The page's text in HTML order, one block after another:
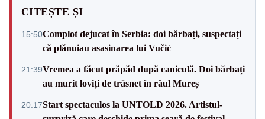
CITEȘTE ȘI
15:50Complot dejucat în Serbia: doi bărbați, suspectați
că plănuiau asasinarea lui Vučić
21:39Vremea a făcut prăpăd după caniculă. Doi bărbați
au murit loviți de trăsnet în râul Mureș
20:17Start spectaculos la UNTOLD 2026. Artistul-